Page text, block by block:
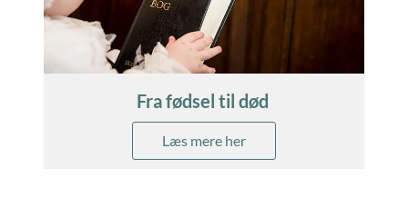
Fra fødsel til død
Læs mere her